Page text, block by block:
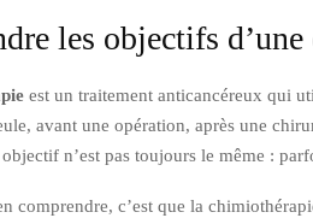
les objectifs
est un traitement anticancéreux qui
avant une opération, après une
n’est pas toujours le même :
comprendre, c’est que la